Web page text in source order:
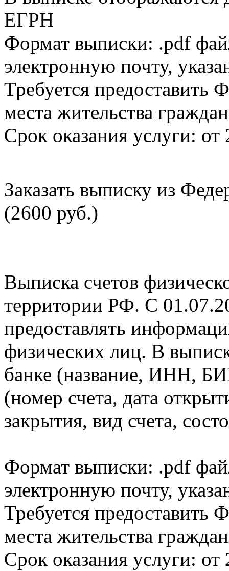
ЕГРН
Формат выписки: .pdf
электронную почту,
Требуется
места жительства
Срок оказания услуги: от
Заказать выписку из
(2600 руб.)
Выписка счетов
территории РФ. С
предоставлять
физических лиц. В
банке (название, ИНН,
(номер счета, дата
закрытия, вид счета,
Формат выписки: .pdf
электронную почту,
Требуется
места жительства
Срок оказания услуги: от